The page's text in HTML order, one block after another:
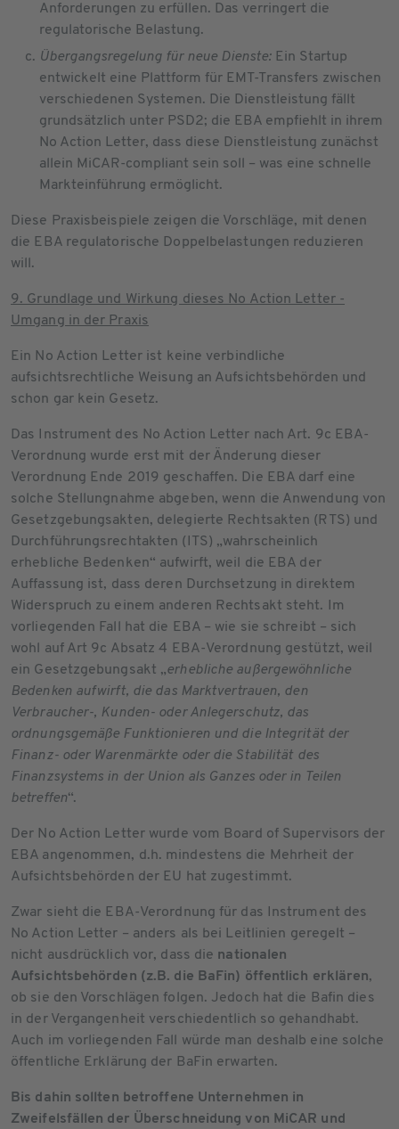
Anforderungen zu erfüllen. Das verringert die
regulatorische Belastung.
Übergangsregelung für neue Dienste: Ein Startup
entwickelt eine Plattform für EMT-Transfers zwischen
verschiedenen Systemen. Die Dienstleistung fällt
grundsätzlich unter PSD2; die EBA empfiehlt in ihrem
No Action Letter, dass diese Dienstleistung zunächst
allein MiCAR-compliant sein soll – was eine schnelle
Markteinführung ermöglicht.
Diese Praxisbeispiele zeigen die Vorschläge, mit denen
die EBA regulatorische Doppelbelastungen reduzieren
will.
9. Grundlage und Wirkung dieses No Action Letter -
Umgang in der Praxis
Ein No Action Letter ist keine verbindliche
aufsichtsrechtliche Weisung an Aufsichtsbehörden und
schon gar kein Gesetz.
Das Instrument des No Action Letter nach Art. 9c EBA-
Verordnung wurde erst mit der Änderung dieser
Verordnung Ende 2019 geschaffen. Die EBA darf eine
solche Stellungnahme abgeben, wenn die Anwendung von
Gesetzgebungsakten, delegierte Rechtsakten (RTS) und
Durchführungsrechtakten (ITS) „wahrscheinlich
erhebliche Bedenken“ aufwirft, weil die EBA der
Auffassung ist, dass deren Durchsetzung in direktem
Widerspruch zu einem anderen Rechtsakt steht. Im
vorliegenden Fall hat die EBA – wie sie schreibt – sich
wohl auf Art 9c Absatz 4 EBA-Verordnung gestützt, weil
ein Gesetzgebungsakt „erhebliche außergewöhnliche
Bedenken aufwirft, die das Marktvertrauen, den
Verbraucher-, Kunden- oder Anlegerschutz, das
ordnungsgemäße Funktionieren und die Integrität der
Finanz- oder Warenmärkte oder die Stabilität des
Finanzsystems in der Union als Ganzes oder in Teilen
betreffen“.
Der No Action Letter wurde vom Board of Supervisors der
EBA angenommen, d.h. mindestens die Mehrheit der
Aufsichtsbehörden der EU hat zugestimmt.
Zwar sieht die EBA-Verordnung für das Instrument des
No Action Letter – anders als bei Leitlinien geregelt –
nicht ausdrücklich vor, dass die nationalen
Aufsichtsbehörden (z.B. die BaFin) öffentlich erklären,
ob sie den Vorschlägen folgen. Jedoch hat die Bafin dies
in der Vergangenheit verschiedentlich so gehandhabt.
Auch im vorliegenden Fall würde man deshalb eine solche
öffentliche Erklärung der BaFin erwarten.
Bis dahin sollten betroffene Unternehmen in
Zweifelsfällen der Überschneidung von MiCAR und